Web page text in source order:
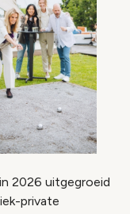
2026 uitgegroeid
private